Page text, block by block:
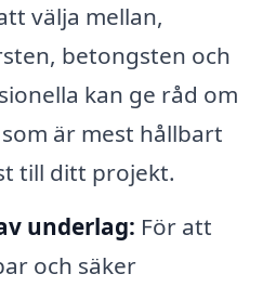
välja mellan,
betongsten och
kan ge råd om
är mest hållbart
till ditt projekt.
underlag: För att
och säker